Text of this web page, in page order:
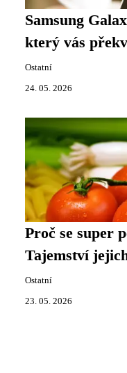
Samsung
který vás
Ostatní
24. 05. 2026
Proč se super
Tajemství
Ostatní
23. 05. 2026